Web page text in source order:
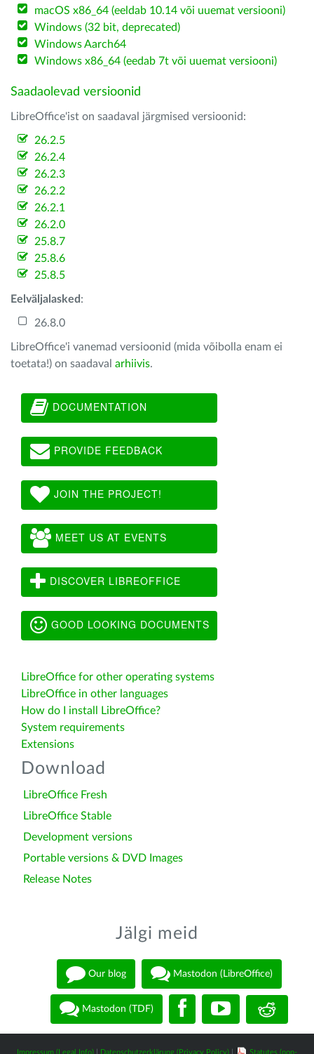
macOS x86_64 (eeldab 10.14 või uuemat versiooni)
Windows (32 bit, deprecated)
Windows Aarch64
Windows x86_64 (eedab 7t või uuemat versiooni)
Saadaolevad versioonid
LibreOffice'ist on saadaval järgmised versioonid:
26.2.5
26.2.4
26.2.3
26.2.2
26.2.1
26.2.0
25.8.7
25.8.6
25.8.5
Eelväljalasked :
26.8.0
LibreOffice'i vanemad versioonid (mida võibolla enam ei
toetata!) on saadaval arhiivis.
DOCUMENTATION
PROVIDE FEEDBACK
JOIN THE PROJECT!
MEET US AT EVENTS
DISCOVER LIBREOFFICE
GOOD LOOKING DOCUMENTS
LibreOffice for other operating systems
LibreOffice in other languages
How do I install LibreOffice?
System requirements
Extensions
Download
LibreOffice Fresh
LibreOffice Stable
Development versions
Portable versions & DVD Images
Release Notes
Jälgi meid
Our blog Mastodon (LibreOffice)
Mastodon (TDF)
Impressum (Legal Info) Datenschutzerklärung (Privacy Policy) Statutes (non-